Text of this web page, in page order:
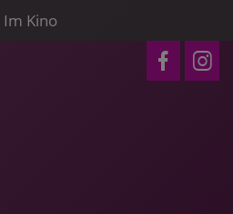
Kino